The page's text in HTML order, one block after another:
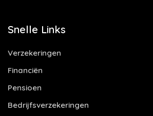
Snelle Links
Verzekeringen
Financiën
Pensioen
Bedrijfsverzekeringen